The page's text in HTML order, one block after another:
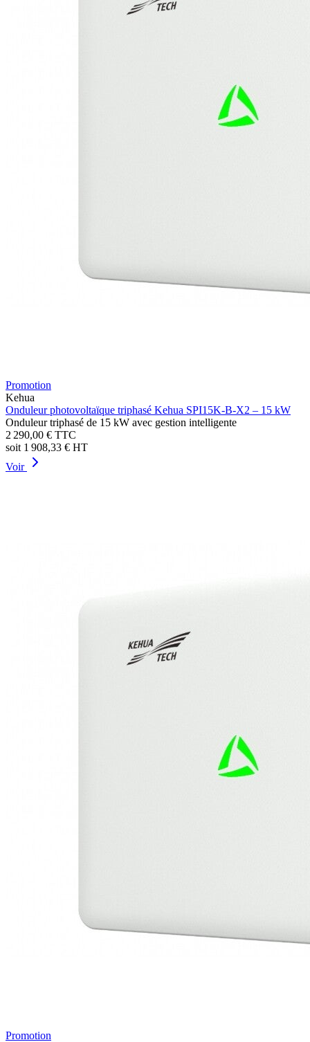
Promotion
Kehua
Onduleur photovoltaïque triphasé Kehua SPI15K-B-X2 – 15 kW
Onduleur triphasé de 15 kW avec gestion intelligente
2 290,00 € TTC
soit 1 908,33 € HT
Voir
Promotion